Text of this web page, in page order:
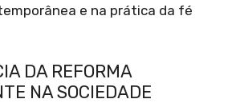
e na prática da fé
DA REFORMA
NA SOCIEDADE